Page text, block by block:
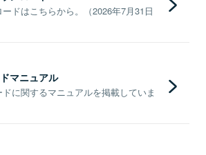
ドはこちらから。（2026年7月31日
マニュアル
に関するマニュアルを掲載していま